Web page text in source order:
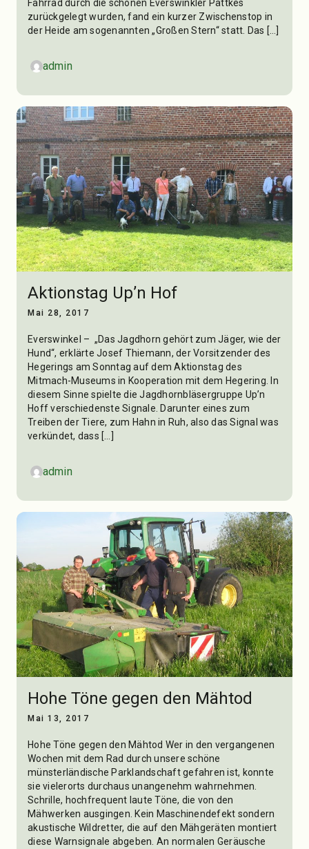
Fahrrad durch die schönen Everswinkler Pättkes
zurückgelegt wurden, fand ein kurzer Zwischenstop in
der Heide am sogenannten „Großen Stern“ statt. Das […]
admin
Aktionstag Up’n Hof
Mai 28, 2017
Everswinkel – „Das Jagdhorn gehört zum Jäger, wie der
Hund“, erklärte Josef Thiemann, der Vorsitzender des
Hegerings am Sonntag auf dem Aktionstag des
Mitmach-Museums in Kooperation mit dem Hegering. In
diesem Sinne spielte die Jagdhornbläsergruppe Up’n
Hoff verschiedenste Signale. Darunter eines zum
Treiben der Tiere, zum Hahn in Ruh, also das Signal was
verkündet, dass […]
admin
Hohe Töne gegen den Mähtod
Mai 13, 2017
Hohe Töne gegen den Mähtod Wer in den vergangenen
Wochen mit dem Rad durch unsere schöne
münsterländische Parklandschaft gefahren ist, konnte
sie vielerorts durchaus unangenehm wahrnehmen.
Schrille, hochfrequent laute Töne, die von den
Mähwerken ausgingen. Kein Maschinendefekt sondern
akustische Wildretter, die auf den Mähgeräten montiert
diese Warnsignale abgeben. An normalen Geräusche